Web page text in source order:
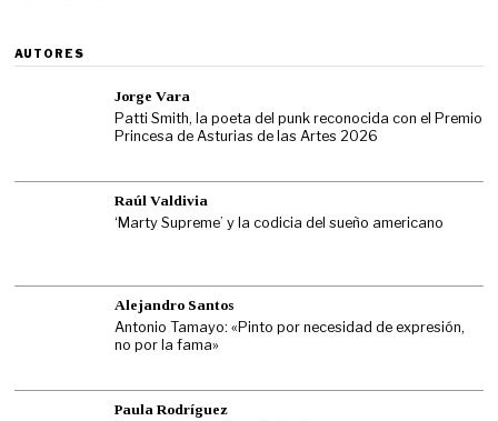
AUTORES
Jorge Vara
Patti Smith, la poeta del punk reconocida con el Premio
Princesa de Asturias de las Artes 2026
Raúl Valdivia
‘Marty Supreme’ y la codicia del sueño americano
Alejandro Santos
Antonio Tamayo: «Pinto por necesidad de expresión,
no por la fama»
Paula Rodríguez